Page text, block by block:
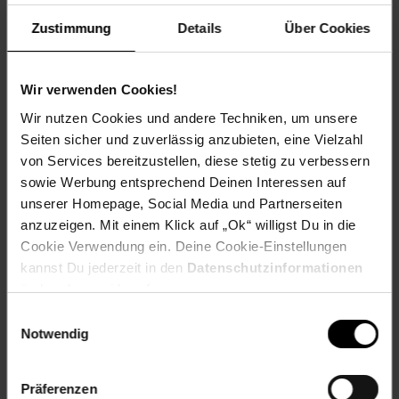
Zustimmung Details Über Cookies
Wir verwenden Cookies!
Wir nutzen Cookies und andere Techniken, um unsere
Seiten sicher und zuverlässig anzubieten, eine Vielzahl
von Services bereitzustellen, diese stetig zu verbessern
sowie Werbung entsprechend Deinen Interessen auf
unserer Homepage, Social Media und Partnerseiten
anzuzeigen. Mit einem Klick auf „Ok“ willigst Du in die
Cookie Verwendung ein. Deine Cookie-Einstellungen
kannst Du jederzeit in den Datenschutzinformationen
ändern bzw. widerrufen.
Notwendig
Präferenzen
widerstandsfähiger Materialien.
Ausführungen erhältlich.
Eigenschaften Material des Rahmens: Strapazierfähige und
langlebige pulverbeschichtete Aluminiumprofile.
Pulverbeschichtete verzinkte verzierte Stahlzierarme und
Stützbügel. Montagefertige vorgebohrte Profile.
Dachpaneel: Hochbelastbare, 4 mm starke, glasähnliche
Acrylplatten, die über 90 % des Sonnenlichts durchlassen,
sind. Vorgeschnittene, montagefertige Paneele. Einfache
DIY-Montage und Installation. Montage: Das